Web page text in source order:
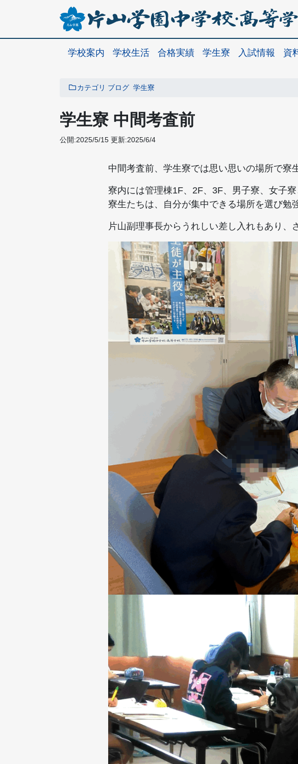
学校案内 学校生活 合格実績 学生寮 入試情報 資
カテゴリ ブログ 学生寮
学生寮 中間考査前
公開:2025/5/15 更新:2025/6/4
中間考査前、学生寮では思い思いの場所で寮
寮内には管理棟1F、2F、3F、男子寮、女子
寮生たちは、自分が集中できる場所を選び勉
片山副理事長からうれしい差し入れもあり、